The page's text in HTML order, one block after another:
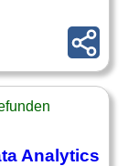
Analytics